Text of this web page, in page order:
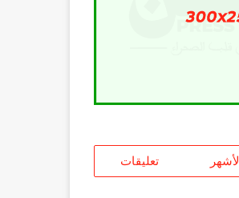
الأشهر تعليقات